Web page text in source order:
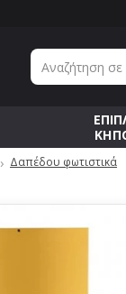
Δαπέδου φωτιστικά